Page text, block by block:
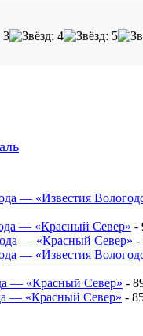
— «Известия
— «Красный Север» -
— «Красный Север» -
— «Известия
— «Красный Север» -
— «Красный Север» -